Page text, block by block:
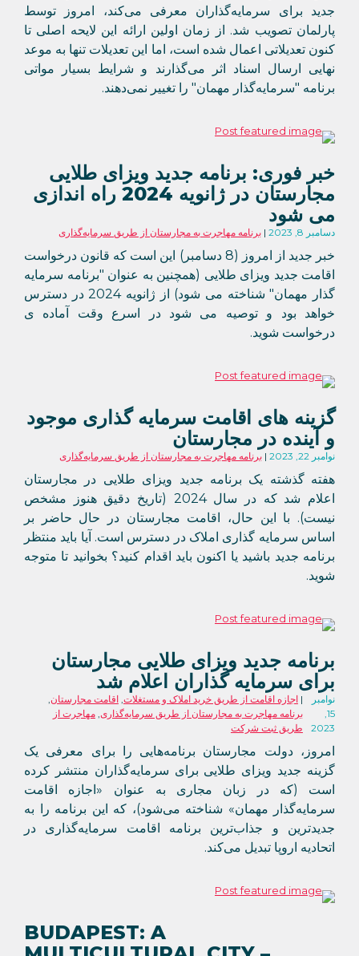
جدید برای سرمایه‌گذاران معرفی می‌کند، امروز توسط
پارلمان تصویب شد. از زمان اولین ارائه این لایحه اصلی تا
کنون تعدیلاتی اعمال شده است، اما این تعدیلات تنها به موعد
نهایی ارسال اسناد اثر می‌گذارند و شرایط بسیار مواتی
برنامه "سرمایه‌گذار مهمان" را تغییر نمی‌دهند.
خبر فوری: برنامه جدید ویزای طلایی
مجارستان در ژانویه 2024 راه اندازی
می شود
دسامبر 8, 2023 برنامه مهاجرت به مجارستان از طریق سرمایه‌گذاری
خبر جدید از امروز (8 دسامبر) این است که قانون درخواست
اقامت جدید ویزای طلایی (همچنین به عنوان "برنامه سرمایه
گذار مهمان" شناخته می شود) از ژانویه 2024 در دسترس
خواهد بود و توصیه می شود در اسرع وقت آماده ی
درخواست شوید.
گزینه های اقامت سرمایه گذاری موجود
و آینده در مجارستان
نوامبر 22, 2023 برنامه مهاجرت به مجارستان از طریق سرمایه‌گذاری
هفته گذشته یک برنامه جدید ویزای طلایی در مجارستان
اعلام شد که در سال 2024 (تاریخ دقیق هنوز مشخص
نیست). با این حال، اقامت مجارستان در حال حاضر بر
اساس سرمایه گذاری املاک در دسترس است. آیا باید منتظر
برنامه جدید باشید یا اکنون باید اقدام کنید؟ بخوانید تا متوجه
شوید.
برنامه جدید ویزای طلایی مجارستان
برای سرمایه گذاران اعلام شد
نوامبر
15,
2023
اجازه اقامت از طریق خرید املاک و مستغلات,اقامت مجارستان,
برنامه مهاجرت به مجارستان از طریق سرمایه‌گذاری,مهاجرت از
طریق ثبت شرکت
امروز، دولت مجارستان برنامه‌هایی را برای معرفی یک
گزینه جدید ویزای طلایی برای سرمایه‌گذاران منتشر کرده
است (که در زبان مجاری به عنوان «اجازه اقامت
سرمایه‌گذار مهمان» شناخته می‌شود)، که این برنامه را به
جدیدترین و جذاب‌ترین برنامه اقامت سرمایه‌گذاری در
اتحادیه اروپا تبدیل می‌کند.
BUDAPEST: A